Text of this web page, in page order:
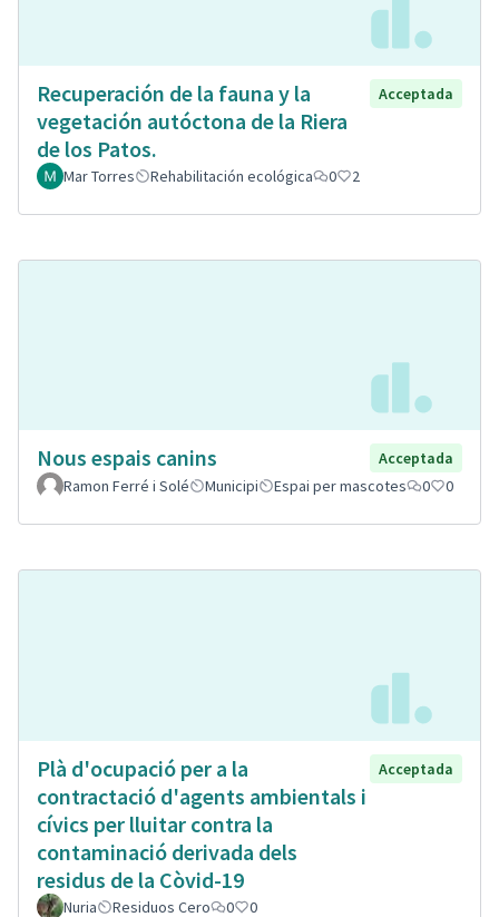
Recuperación de la fauna y la
vegetación autóctona de la Riera
de los Patos.
Acceptada
Mar Torres Rehabilitación ecológica 0 2
Nous espais canins
Acceptada
Ramon Ferré i Solé
Municipi Espai per mascotes 0 0
Plà d'ocupació per a la
contractació d'agents ambientals i
cívics per lluitar contra la
contaminació derivada dels
residus de la Còvid-19
Acceptada
Nuria Residuos Cero 0 0